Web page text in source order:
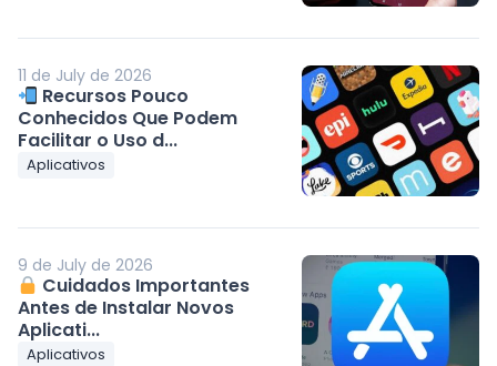
11 de July de 2026
Recursos Pouco
Conhecidos Que Podem
Facilitar o Uso d...
Aplicativos
9 de July de 2026
Cuidados Importantes
Antes de Instalar Novos
Aplicati...
Aplicativos